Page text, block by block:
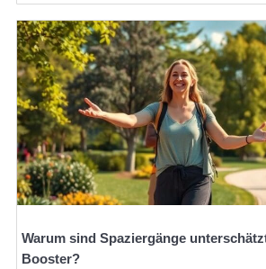
Warum sind Spaziergänge
Booster?